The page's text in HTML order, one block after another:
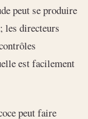
peut se produire
les directeurs
est facilement
peut faire